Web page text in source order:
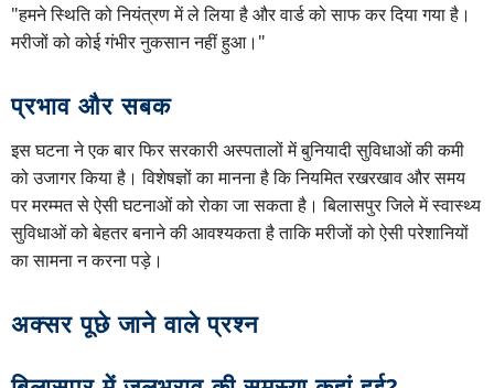
"हमने स्थिति को नियंत्रण में ले लिया है और वार्ड को साफ कर दिया गया है।
मरीजों को कोई गंभीर नुकसान नहीं हुआ।"
प्रभाव और सबक
इस घटना ने एक बार फिर सरकारी अस्पतालों में बुनियादी सुविधाओं की कमी
को उजागर किया है। विशेषज्ञों का मानना है कि नियमित रखरखाव और समय
पर मरम्मत से ऐसी घटनाओं को रोका जा सकता है। बिलासपुर जिले में स्वास्थ्य
सुविधाओं को बेहतर बनाने की आवश्यकता है ताकि मरीजों को ऐसी परेशानियों
का सामना न करना पड़े।
अक्सर पूछे जाने वाले प्रश्न